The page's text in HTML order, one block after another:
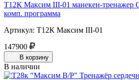
Т12К Максим III-01 манекен-тренажер
комп. программа
Артикул: Т12К Максим III-01
147900
В корзину
В наличии